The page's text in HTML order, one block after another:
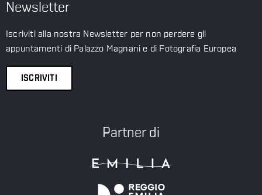
Newsletter
Iscriviti alla nostra Newsletter per non perdere gli
appuntamenti di Palazzo Magnani e di Fotografia Europea
ISCRIVITI
Partner di